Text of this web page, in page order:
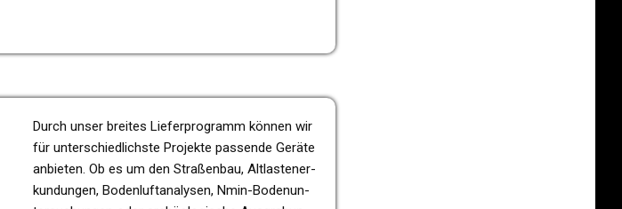
Durch unser brei­tes Lie­fer­pro­gramm können wir
für unter­schied­lichs­te Pro­jek­te pas­sen­de Geräte
anbie­ten. Ob es um den Stra­ßen­bau, Alt­las­ten­er­
kun­dun­gen, Boden­luft­ana­ly­sen, Nmin-Boden­un­